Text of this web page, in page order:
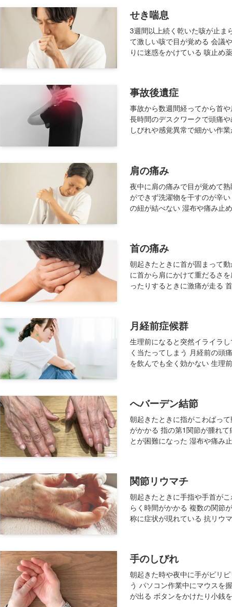
せき喘息
3週間以上続く乾いた咳が止ま
て激しい咳で目が覚める 会議
りに迷惑をかけている 咳止め
事故後遺症
事故から数週間経ってから首
長時間のデスクワークで頭痛
しびれや感覚異常で細かい作
肩の痛み
夜中に肩の痛みで目が覚めて
ができず洗濯物を干すのが辛
の紐が結べない 湿布や痛み止
首の痛み
朝起きたときに首が固まって
に首から肩にかけて重だるさ
ったりするときに激痛が走る
月経前症候群
生理前になると突然イライラ
く当たってしまう 月経前の頭
を飲んでも全く効かない 生理
へバーデン結節
朝起きたときに指がこわばっ
がかかる 指の第1関節が腫れ
とが困難になった 湿布や痛み
関節リウマチ
朝起きたときに手指や手首が
らく時間がかかる 複数の関節
称に症状が現れている 抗リウ
手のしびれ
朝起きた時や夜中に手がピリ
う パソコン作業中にマウスを
が出る ボタンをかけたり小銭